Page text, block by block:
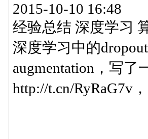
2015-10-10 16:48
经验总结 深度学习
深度学习中的
augmentation，写
http://t.cn/RyRaG7v